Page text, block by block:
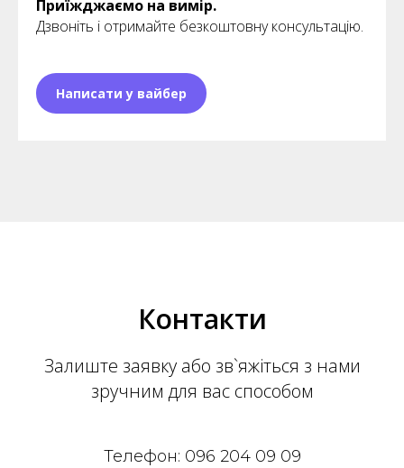
Приїжджаємо на вимір.
Дзвоніть і отримайте безкоштовну консультацію.
Написати у вайбер
Контакти
Залиште заявку або зв`яжіться з нами
зручним для вас способом
Телефон: 096 204 09 09